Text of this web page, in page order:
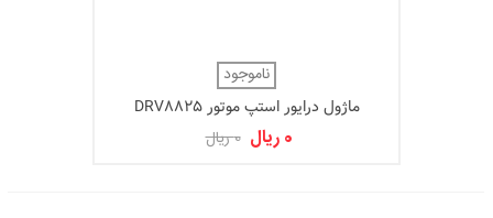
ناموجود
ماژول درایور استپ موتور DRV8825
0 ریال 0 ریال